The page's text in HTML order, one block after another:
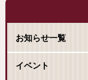
お知らせ一覧
イベント